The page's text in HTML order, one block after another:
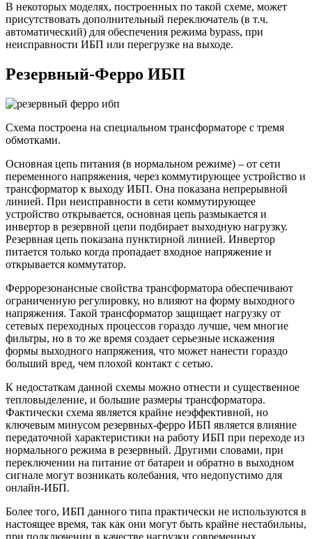
В некоторых моделях, построенных по такой схеме, может
присутствовать дополнительный переключатель (в т.ч.
автоматический) для обеспечения режима bypass, при
неисправности ИБП или перегрузке на выходе.
Резервный-Ферро ИБП
Схема построена на специальном трансформаторе с тремя
обмотками.
Основная цепь питания (в нормальном режиме) – от сети
переменного напряжения, через коммутирующее устройство и
трансформатор к выходу ИБП. Она показана непрерывной
линией. При неисправности в сети коммутирующее
устройство открывается, основная цепь размыкается и
инвертор в резервной цепи подбирает выходную нагрузку.
Резервная цепь показана пунктирной линией. Инвертор
питается только когда пропадает входное напряжение и
открывается коммутатор.
Феррорезонансные свойства трансформатора обеспечивают
ограниченную регулировку, но влияют на форму выходного
напряжения. Такой трансформатор защищает нагрузку от
сетевых переходных процессов гораздо лучше, чем многие
фильтры, но в то же время создает серьезные искажения
формы выходного напряжения, что может нанести гораздо
больший вред, чем плохой контакт с сетью.
К недостаткам данной схемы можно отнести и существенное
тепловыделение, и большие размеры трансформатора.
Фактически схема является крайне неэффективной, но
ключевым минусом резервных-ферро ИБП является влияние
передаточной характеристики на работу ИБП при переходе из
нормального режима в резервный. Другими словами, при
переключении на питание от батареи и обратно в выходном
сигнале могут возникать колебания, что недопустимо для
онлайн-ИБП.
Более того, ИБП данного типа практически не используются в
настоящее время, так как они могут быть крайне нестабильны,
при подключении в качестве нагрузки современных